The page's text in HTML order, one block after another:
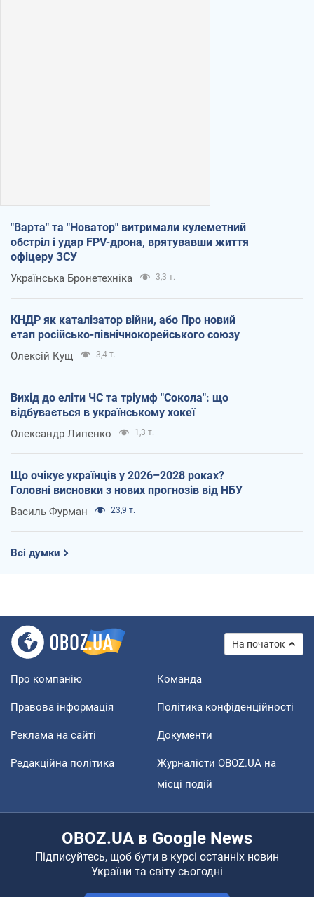
"Варта" та "Новатор" витримали кулеметний
обстріл і удар FPV-дрона, врятувавши життя
офіцеру ЗСУ
Українська Бронетехніка 3,3 т.
КНДР як каталізатор війни, або Про новий
етап російсько-північнокорейського союзу
Олексій Кущ 3,4 т.
Вихід до еліти ЧС та тріумф "Сокола": що
відбувається в українському хокеї
Олександр Липенко 1,3 т.
Що очікує українців у 2026–2028 роках?
Головні висновки з нових прогнозів від НБУ
Василь Фурман 23,9 т.
Всі думки
На початок
Про компанію Команда
Правова інформація Політика конфіденційності
Реклама на сайті Документи
Редакційна політика
Журналісти OBOZ.UA на
місці подій
OBOZ.UA в Google News
Підписуйтесь, щоб бути в курсі останніх новин
України та світу сьогодні